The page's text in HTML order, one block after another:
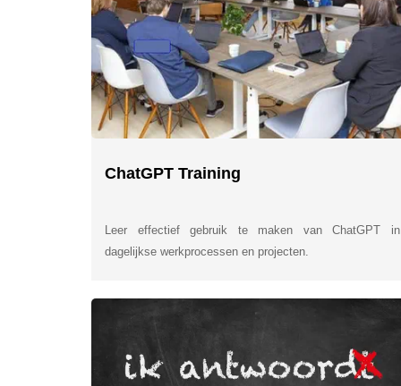
ChatGPT Training
Leer effectief gebruik te maken van ChatGPT in
dagelijkse werkprocessen en projecten.